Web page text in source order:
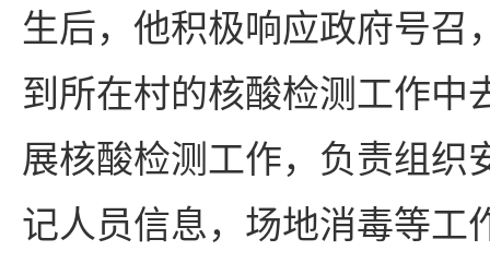
生后，他积极响应政府号召
到所在村的核酸检测工作中
展核酸检测工作，负责组织
记人员信息，场地消毒等工